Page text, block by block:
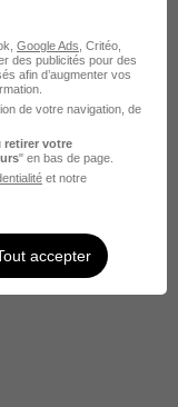
635,71 euros
Google Ads , Critéo,
des publicités pour des
afin d’augmenter vos
de votre navigation, de
retirer votre
" en bas de page.
et notre
accepter